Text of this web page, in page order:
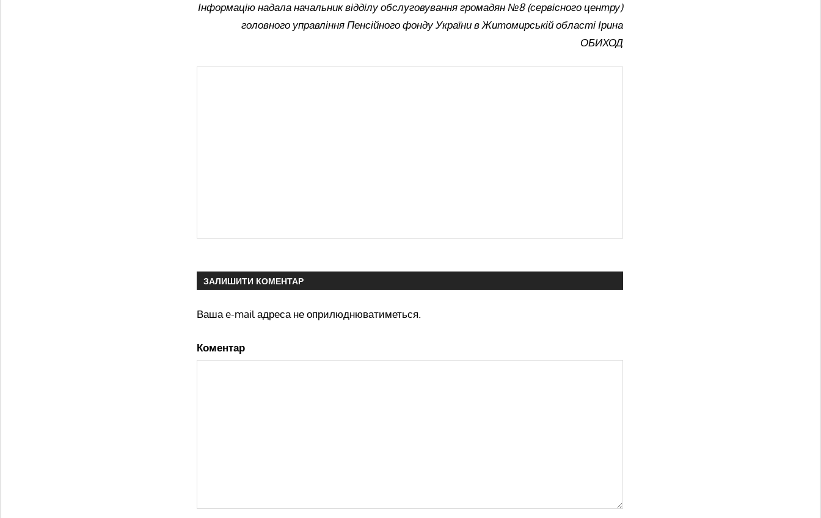
Інформацію надала начальник відділу обслуговування громадян №8 (сервісного центру)
головного управління Пенсійного фонду України в Житомирській області Ірина
ОБИХОД
ЗАЛИШИТИ КОМЕНТАР
Ваша e-mail адреса не оприлюднюватиметься.
Коментар